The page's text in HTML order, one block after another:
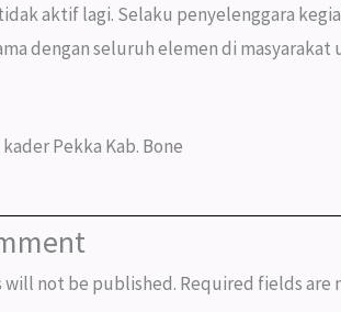
aktif lagi. Selaku penyelenggara
dengan seluruh elemen di
Pekka Kab. Bone
will not be published. Required fields are